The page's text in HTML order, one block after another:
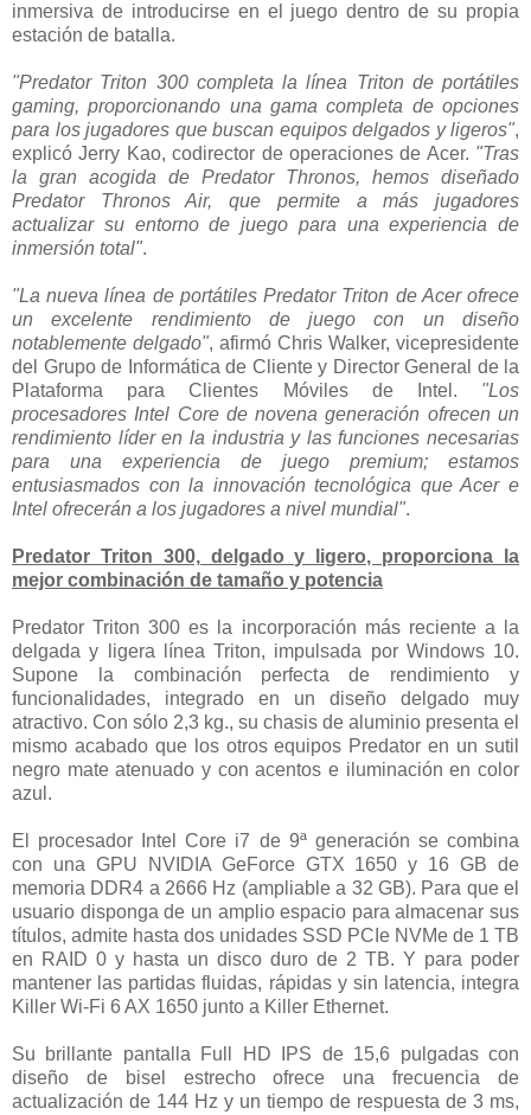
inmersiva de introducirse en el juego dentro de su propia
estación de batalla.
"Predator Triton 300 completa la línea Triton de portátiles
gaming, proporcionando una gama completa de opciones
para los jugadores que buscan equipos delgados y ligeros",
explicó Jerry Kao, codirector de operaciones de Acer. "Tras
la gran acogida de Predator Thronos, hemos diseñado
Predator Thronos Air, que permite a más jugadores
actualizar su entorno de juego para una experiencia de
inmersión total".
"La nueva línea de portátiles Predator Triton de Acer ofrece
un excelente rendimiento de juego con un diseño
notablemente delgado", afirmó Chris Walker, vicepresidente
del Grupo de Informática de Cliente y Director General de la
Plataforma para Clientes Móviles de Intel. "Los
procesadores Intel Core de novena generación ofrecen un
rendimiento líder en la industria y las funciones necesarias
para una experiencia de juego premium; estamos
entusiasmados con la innovación tecnológica que Acer e
Intel ofrecerán a los jugadores a nivel mundial".
Predator Triton 300, delgado y ligero, proporciona la
mejor combinación de tamaño y potencia
Predator Triton 300 es la incorporación más reciente a la
delgada y ligera línea Triton, impulsada por Windows 10.
Supone la combinación perfecta de rendimiento y
funcionalidades, integrado en un diseño delgado muy
atractivo. Con sólo 2,3 kg., su chasis de aluminio presenta el
mismo acabado que los otros equipos Predator en un sutil
negro mate atenuado y con acentos e iluminación en color
azul.
El procesador Intel Core i7 de 9ª generación se combina
con una GPU NVIDIA GeForce GTX 1650 y 16 GB de
memoria DDR4 a 2666 Hz (ampliable a 32 GB). Para que el
usuario disponga de un amplio espacio para almacenar sus
títulos, admite hasta dos unidades SSD PCIe NVMe de 1 TB
en RAID 0 y hasta un disco duro de 2 TB. Y para poder
mantener las partidas fluidas, rápidas y sin latencia, integra
Killer Wi-Fi 6 AX 1650 junto a Killer Ethernet.
Su brillante pantalla Full HD IPS de 15,6 pulgadas con
diseño de bisel estrecho ofrece una frecuencia de
actualización de 144 Hz y un tiempo de respuesta de 3 ms,